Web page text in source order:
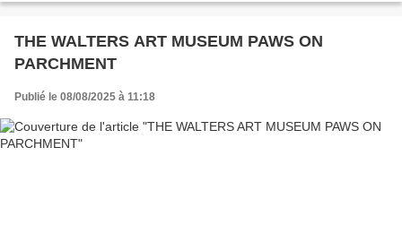
THE WALTERS ART MUSEUM PAWS ON
PARCHMENT
Publié le 08/08/2025 à 11:18